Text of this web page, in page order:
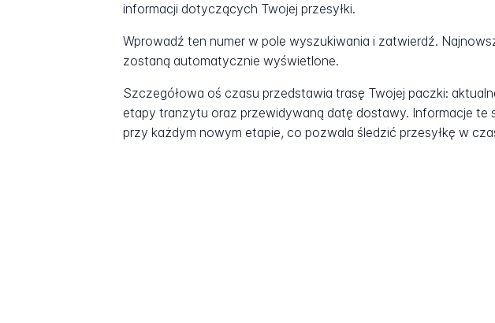
informacji dotyczących Twojej przesyłki.
Wprowadź ten numer w pole wyszukiwania i zatwierdź.
zostaną automatycznie wyświetlone.
Szczegółowa oś czasu przedstawia trasę Twojej paczki:
etapy tranzytu oraz przewidywaną datę dostawy. Informacje te
przy każdym nowym etapie, co pozwala śledzić przesyłkę w